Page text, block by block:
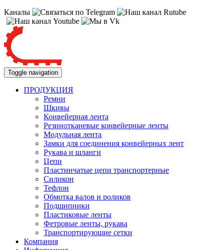
Каналы
Toggle navigation
ПРОДУКЦИЯ
Ремни
Шкивы
Конвейерная лента
Резинотканевые конвейерные ленты
Модульная лента
Замки для соединения конвейерных лент
Рукава и шланги
Цепи
Пластинчатые цепи транспортерные
Силикон
Тефлон
Обмотка валов и роликов
Подшипники
Пластиковые ленты
Фетровые ленты, рукава
Транспортирующие сетки
Компания